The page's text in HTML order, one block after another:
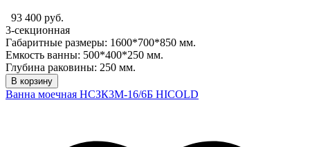
93 400 руб.
3-секционная
Габаритные размеры: 1600*700*850 мм.
Емкость ванны: 500*400*250 мм.
Глубина раковины: 250 мм.
В корзину
Ванна моечная НСЗК3М-16/6Б HICOLD